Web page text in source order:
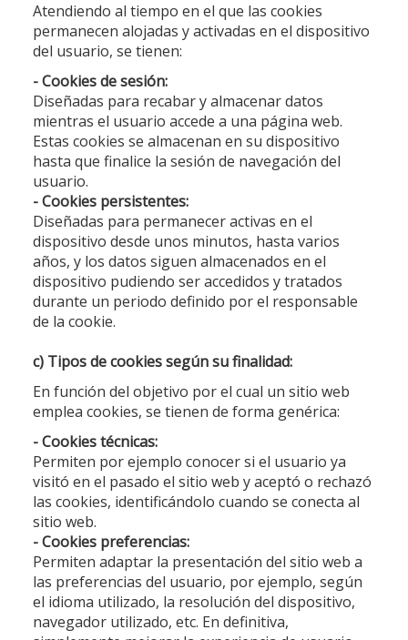
Atendiendo al tiempo en el que las cookies
permanecen alojadas y activadas en el dispositivo
del usuario, se tienen:
- Cookies de sesión:
Diseñadas para recabar y almacenar datos
mientras el usuario accede a una página web.
Estas cookies se almacenan en su dispositivo
hasta que finalice la sesión de navegación del
usuario.
- Cookies persistentes:
Diseñadas para permanecer activas en el
dispositivo desde unos minutos, hasta varios
años, y los datos siguen almacenados en el
dispositivo pudiendo ser accedidos y tratados
durante un periodo definido por el responsable
de la cookie.
c) Tipos de cookies según su finalidad:
En función del objetivo por el cual un sitio web
emplea cookies, se tienen de forma genérica:
- Cookies técnicas:
Permiten por ejemplo conocer si el usuario ya
visitó en el pasado el sitio web y aceptó o rechazó
las cookies, identificándolo cuando se conecta al
sitio web.
- Cookies preferencias:
Permiten adaptar la presentación del sitio web a
las preferencias del usuario, por ejemplo, según
el idioma utilizado, la resolución del dispositivo,
navegador utilizado, etc. En definitiva,